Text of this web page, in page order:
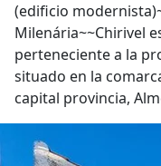
(edificio
Milenária~~Chirivel
perteneciente a la
situado en la
capital provincia,